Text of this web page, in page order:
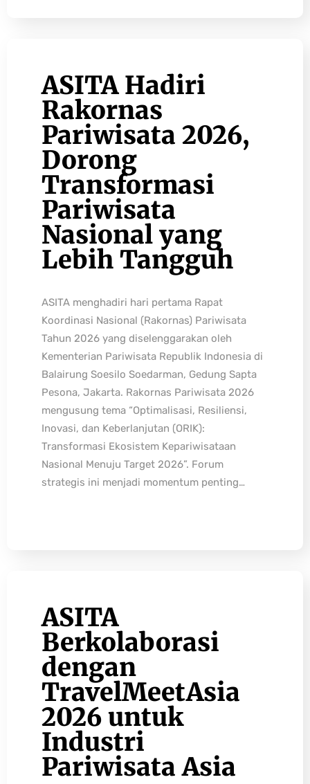
ASITA Hadiri
Rakornas
Pariwisata 2026,
Dorong
Transformasi
Pariwisata
Nasional yang
Lebih Tangguh
ASITA menghadiri hari pertama Rapat
Koordinasi Nasional (Rakornas) Pariwisata
Tahun 2026 yang diselenggarakan oleh
Kementerian Pariwisata Republik Indonesia di
Balairung Soesilo Soedarman, Gedung Sapta
Pesona, Jakarta. Rakornas Pariwisata 2026
mengusung tema “Optimalisasi, Resiliensi,
Inovasi, dan Keberlanjutan (ORIK):
Transformasi Ekosistem Kepariwisataan
Nasional Menuju Target 2026”. Forum
strategis ini menjadi momentum penting…
ASITA
Berkolaborasi
dengan
TravelMeetAsia
2026 untuk
Industri
Pariwisata Asia